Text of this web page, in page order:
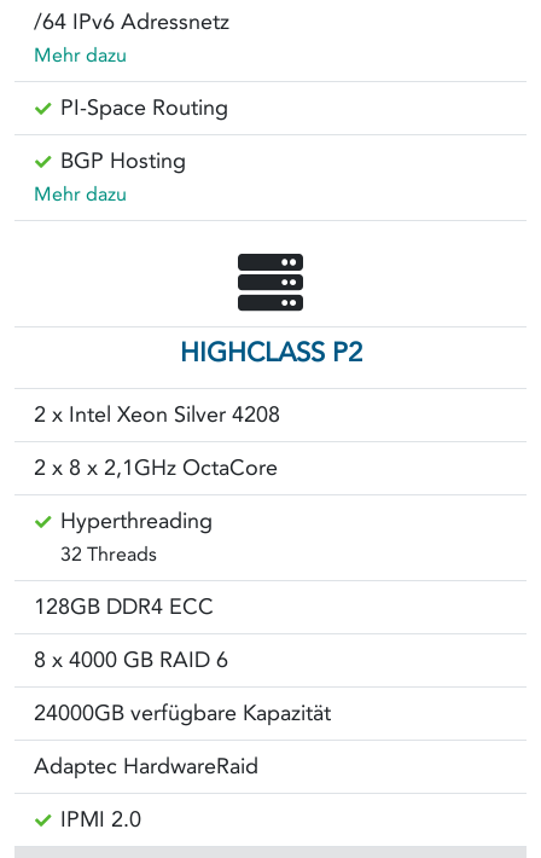
/64 IPv6 Adressnetz
Mehr dazu
PI-Space Routing
BGP Hosting
Mehr dazu
HIGHCLASS P2
2 x Intel Xeon Silver 4208
2 x 8 x 2,1GHz OctaCore
Hyperthreading
32 Threads
128GB DDR4 ECC
8 x 4000 GB RAID 6
24000GB verfügbare Kapazität
Adaptec HardwareRaid
IPMI 2.0